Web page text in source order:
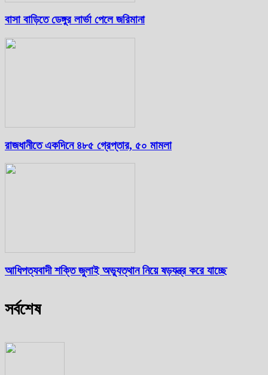
বাসা বাড়িতে ডেঙ্গুর লার্ভা পেলে জরিমানা
রাজধানীতে একদিনে ৪৮৫ গ্রেপ্তার, ৫০ মামলা
আধিপত্যবাদী শক্তি জুলাই অভ্যুত্থান নিয়ে ষড়যন্ত্র করে যাচ্ছে
সর্বশেষ